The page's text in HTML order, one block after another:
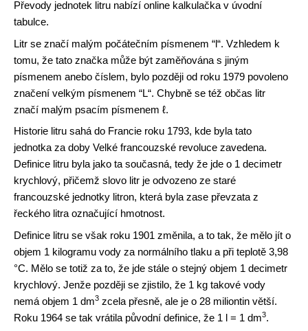
Převody jednotek litru nabízí online kalkulačka v úvodní
tabulce.
Litr se značí malým počátečním písmenem “l“. Vzhledem k
tomu, že tato značka může být zaměňována s jiným
písmenem anebo číslem, bylo později od roku 1979 povoleno
značení velkým písmenem “L“. Chybně se též občas litr
značí malým psacím písmenem ℓ.
Historie litru sahá do Francie roku 1793, kde byla tato
jednotka za doby Velké francouzské revoluce zavedena.
Definice litru byla jako ta současná, tedy že jde o 1 decimetr
krychlový, přičemž slovo litr je odvozeno ze staré
francouzské jednotky litron, která byla zase převzata z
řeckého litra označující hmotnost.
Definice litru se však roku 1901 změnila, a to tak, že mělo jít o
objem 1 kilogramu vody za normálního tlaku a při teplotě 3,98
°C. Mělo se totiž za to, že jde stále o stejný objem 1 decimetr
krychlový. Jenže později se zjistilo, že 1 kg takové vody
nemá objem 1 dm3 zcela přesně, ale je o 28 miliontin větší.
Roku 1964 se tak vrátila původní definice, že 1 l = 1 dm3.